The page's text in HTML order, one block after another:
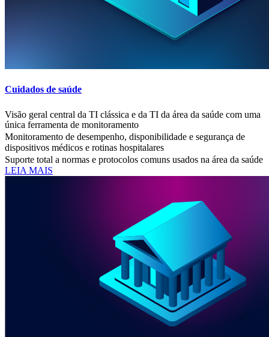
Cuidados de saúde
Visão geral central da TI clássica e da TI da área da saúde com uma
única ferramenta de monitoramento
Monitoramento de desempenho, disponibilidade e segurança de
dispositivos médicos e rotinas hospitalares
Suporte total a normas e protocolos comuns usados na área da saúde
LEIA MAIS